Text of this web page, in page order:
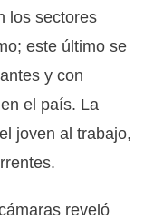
los sectores
este último se
y con
el país. La
joven al trabajo,
reveló